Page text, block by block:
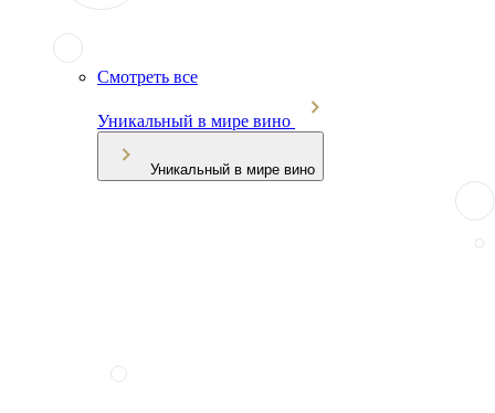
Смотреть все
Уникальный в мире вино
Уникальный в мире вино